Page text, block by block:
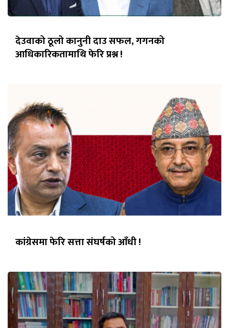
देउवाको ठूलो कानुनी दाउ सफल, गगनको
आधिकारिकतामाथि फेरि प्रश्न !
कांग्रेसमा फेरि सत्ता संघर्षको आँधी !